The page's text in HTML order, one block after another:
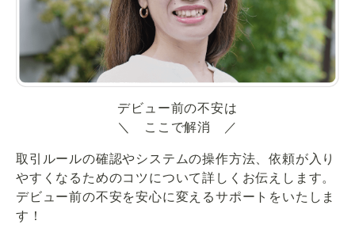
デビュー前の不安は
＼ ここで解消 ／
取引ルールの確認やシステムの操作方法、依頼が入り
やすくなるためのコツについて詳しくお伝えします。
デビュー前の不安を安心に変えるサポートをいたしま
す！